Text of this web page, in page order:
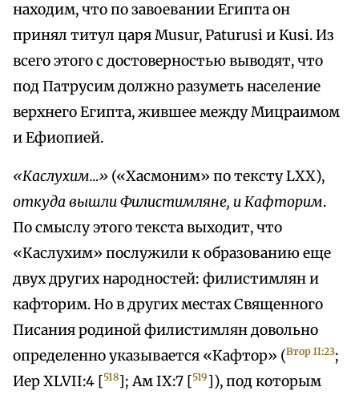
находим, что по завоевании Египта он
принял титул царя Musur, Paturusi и Kusi. Из
всего этого с достоверностью выводят, что
под Патрусим должно разуметь население
верхнего Египта, жившее между Мицраимом
и Ефиопией.
«Каслухим…» («Хасмоним» по тексту LXX),
откуда вышли Филистимляне, и Кафторим.
По смыслу этого текста выходит, что
«Каслухим» послужили к образованию еще
двух других народностей: филистимлян и
кафторим. Но в других местах Священного
Писания родиной филистимлян довольно
определенно указывается «Кафтор» (Втор II:23;
Иер XLVII:4 [518]; Ам IX:7 [519 ]), под которым